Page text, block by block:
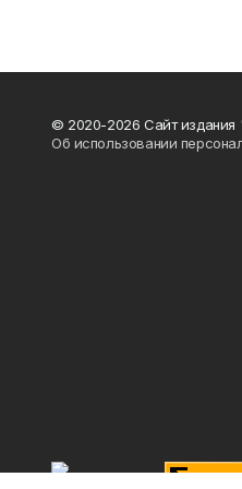
© 2020-2026 Сайт издания
Об использовании